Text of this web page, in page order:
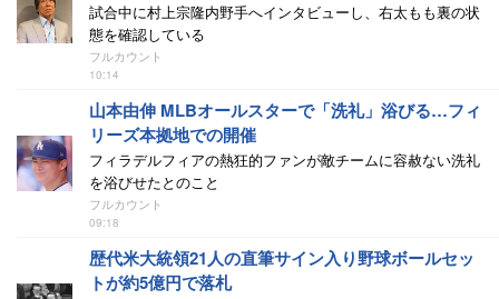
試合中に村上宗隆内野手へインタビューし、右太もも裏の状
態を確認している
フルカウント
10:14
山本由伸 MLBオールスターで「洗礼」浴びる…フィ
リーズ本拠地での開催
フィラデルフィアの熱狂的ファンが敵チームに容赦ない洗礼
を浴びせたとのこと
フルカウント
09:18
歴代米大統領21人の直筆サイン入り野球ボールセッ
トが約5億円で落札